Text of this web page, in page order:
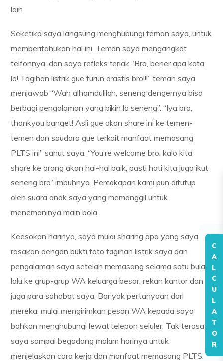
lain.
Seketika saya langsung menghubungi teman saya, untuk
memberitahukan hal ini. Teman saya mengangkat
telfonnya, dan saya refleks teriak “Bro, bener apa kata
lo! Tagihan listrik gue turun drastis bro!!!” teman saya
menjawab “Wah alhamdulilah, seneng dengernya bisa
berbagi pengalaman yang bikin lo seneng”. “Iya bro,
thankyou banget! Asli gue akan share ini ke temen-
temen dan saudara gue terkait manfaat memasang
PLTS ini” sahut saya. “You’re welcome bro, kalo kita
share ke orang akan hal-hal baik, pasti hati kita juga ikut
seneng bro” imbuhnya. Percakapan kami pun ditutup
oleh suara anak saya yang memanggil untuk
menemaninya main bola.
Keesokan harinya, saya mulai sharing apa yang saya
rasakan dengan bukti foto tagihan listrik saya dan
pengalaman saya setelah memasang selama satu bulan
lalu ke grup-grup WA keluarga besar, rekan kantor dan
juga para sahabat saya. Banyak pertanyaan dari
mereka, mulai mengirimkan pesan WA kepada saya
bahkan menghubungi lewat telepon seluler. Tak terasa
saya sampai begadang malam harinya untuk
menjelaskan cara kerja dan manfaat memasang PLTS.
C
A
L
C
U
L
A
T
O
R